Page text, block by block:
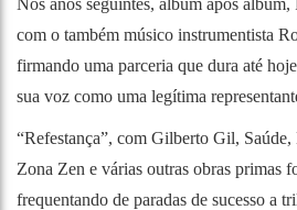
Nos anos seguintes, álbum após álbum,
com o também músico instrumentista
firmando uma parceria que dura até
sua voz como uma legítima
“Refestança”, com Gilberto Gil,
Zona Zen e várias outras obras primas
frequentando de paradas de sucesso a